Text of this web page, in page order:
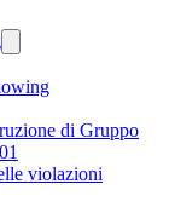
di Gruppo
violazioni